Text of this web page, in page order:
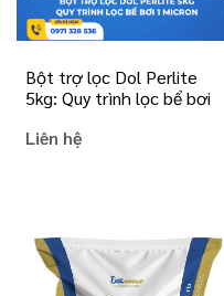
Bột trợ lọc Dol Perlite
5kg: Quy trình lọc bể bơi
Liên hệ